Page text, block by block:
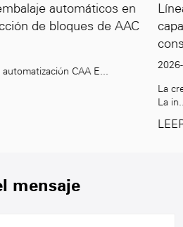
de bloques AAC de
satisfacer la demanda mundial
demanda de materiales de construcción
mensaje